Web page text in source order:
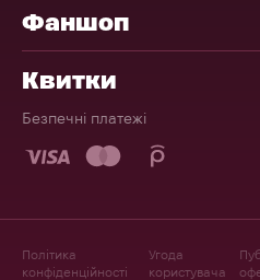
Фаншоп
Квитки
Безпечні платежі
Політика
конфіденційності
Угода
користувача